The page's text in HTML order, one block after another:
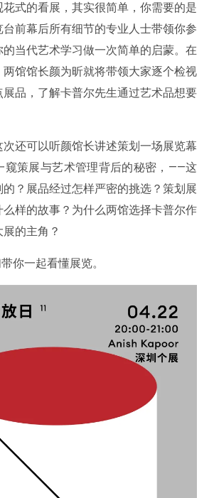
式的看展，其实很简单，你需要的是
前幕后所有细节的专业人士带领你参
的当代艺术学习做一次简单的启蒙。在
馆馆长颜为昕就将带领大家逐个检视
品，了解卡普尔先生通过艺术品想要
还可以听颜馆长讲述策划一场展览幕
窥策展与艺术管理背后的秘密，——这
？展品经过怎样严密的挑选？策划展
样的故事？为什么两馆选择卡普尔作
的主角？
你一起看懂展览。